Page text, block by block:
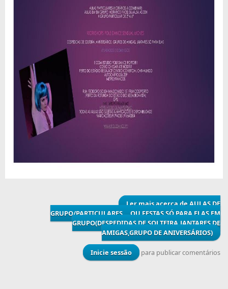
Ler maisacerca de AULAS DE
GRUPO/PARTICULARES....OU FESTAS SÓ PARA ELAS EM
GRUPO(DESPEDIDAS DE SOLTEIRA,JANTARES DE
AMIGAS,GRUPO DE ANIVERSÁRIOS)
Inicie sessão para publicar comentários